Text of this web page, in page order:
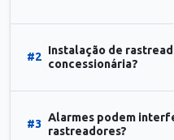
#2
Instalação de
concessionária?
#3
Alarmes podem
rastreadores?